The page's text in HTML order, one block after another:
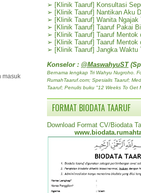
masuk
➢ [Klinik Taaruf] Konsultasi
➢ [Klinik Taaruf] Nantikan Aku
➢ [Klinik Taaruf] Wanita Ngajak
➢ [Klinik Taaruf] Taaruf Pakai
➢ [Klinik Taaruf] Taaruf Mentok
➢ [Klinik Taaruf] Taaruf Mentok
➢ [Klinik Taaruf] Jangka Waktu
Konselor : @MaswahyuST
Bernama lengkap Tri Wahyu Nugroho.
RumahTaaruf.com; Spesialis Taaruf;
Taaruf; Penulis buku "12 Weeks To Get
FORMAT BIODATA TAARUF
Download Format CV/Biodata